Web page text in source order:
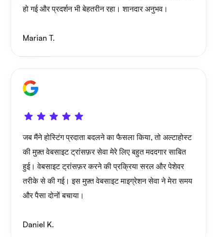
हो गई और प्रदर्शन भी बेहतरीन रहा। शानदार अनुभव।
Marian T.
जब मैंने होस्टिंग प्रदाता बदलने का फैसला किया, तो अल्टाहोस्ट
की मुफ़्त वेबसाइट ट्रांसफ़र सेवा मेरे लिए बहुत मददगार साबित
हुई। वेबसाइट ट्रांसफ़र करने की प्रक्रिया सरल और पेशेवर
तरीके से की गई। इस मुफ़्त वेबसाइट माइग्रेशन सेवा ने मेरा समय
और पैसा दोनों बचाया।
Daniel K.